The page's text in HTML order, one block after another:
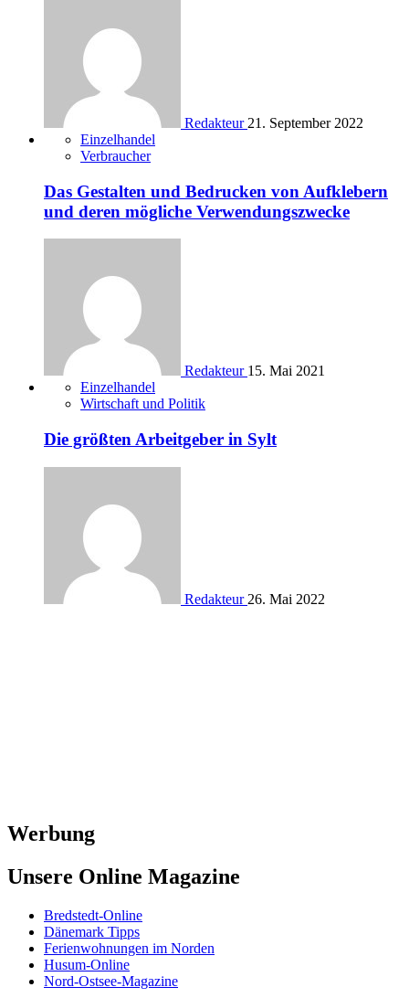
Redakteur 21. September 2022
Einzelhandel
Verbraucher
Das Gestalten und Bedrucken von Aufklebern
und deren mögliche Verwendungszwecke
Redakteur 15. Mai 2021
Einzelhandel
Wirtschaft und Politik
Die größten Arbeitgeber in Sylt
Redakteur 26. Mai 2022
Werbung
Unsere Online Magazine
Bredstedt-Online
Dänemark Tipps
Ferienwohnungen im Norden
Husum-Online
Nord-Ostsee-Magazine